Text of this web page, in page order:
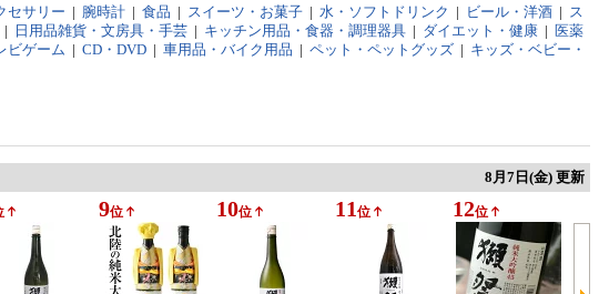
セサリー | 腕時計 | 食品 | スイーツ・お菓子 | 水・ソフトドリンク | ビール・洋酒 | ス
| 日用品雑貨・文房具・手芸 | キッチン用品・食器・調理器具 | ダイエット・健康 | 医薬
ビゲーム | CD・DVD | 車用品・バイク用品 | ペット・ペットグッズ | キッズ・ベビー・
8月7日(金) 更新
9位 10位 11 位 12位